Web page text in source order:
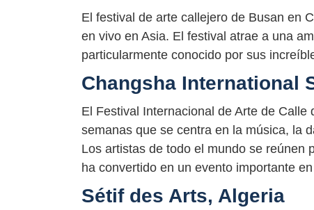
El festival de arte callejero de Busan en
en vivo en Asia. El festival atrae a una
particularmente conocido por sus
Changsha International
El Festival Internacional de Arte de
semanas que se centra en la música, la
Los artistas de todo el mundo se reúnen
ha convertido en un evento importante
Sétif des Arts, Algeria